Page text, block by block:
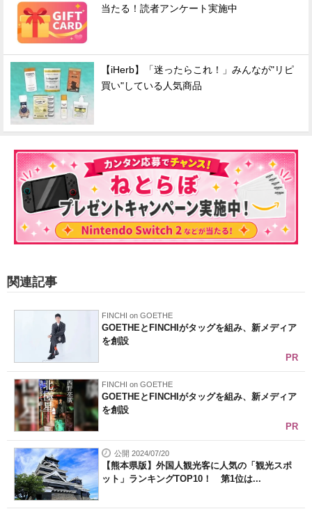
当たる！読者アンケート実施中
【iHerb】「迷ったらこれ！」みんなが"リピ
買い"している人気商品
関連記事
FINCHI on GOETHE
GOETHEとFINCHIがタッグを組み、新メディア
を創設
PR
FINCHI on GOETHE
GOETHEとFINCHIがタッグを組み、新メディア
を創設
PR
公開 2024/07/20
【熊本県版】外国人観光客に人気の「観光スポ
ット」ランキングTOP10！ 第1位は...